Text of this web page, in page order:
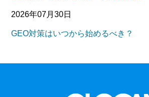
2026年07月30日
GEO対策はいつから始めるべき？